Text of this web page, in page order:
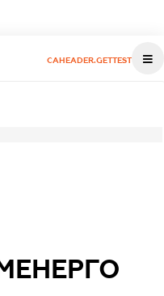
CAHEADER.GETTEST